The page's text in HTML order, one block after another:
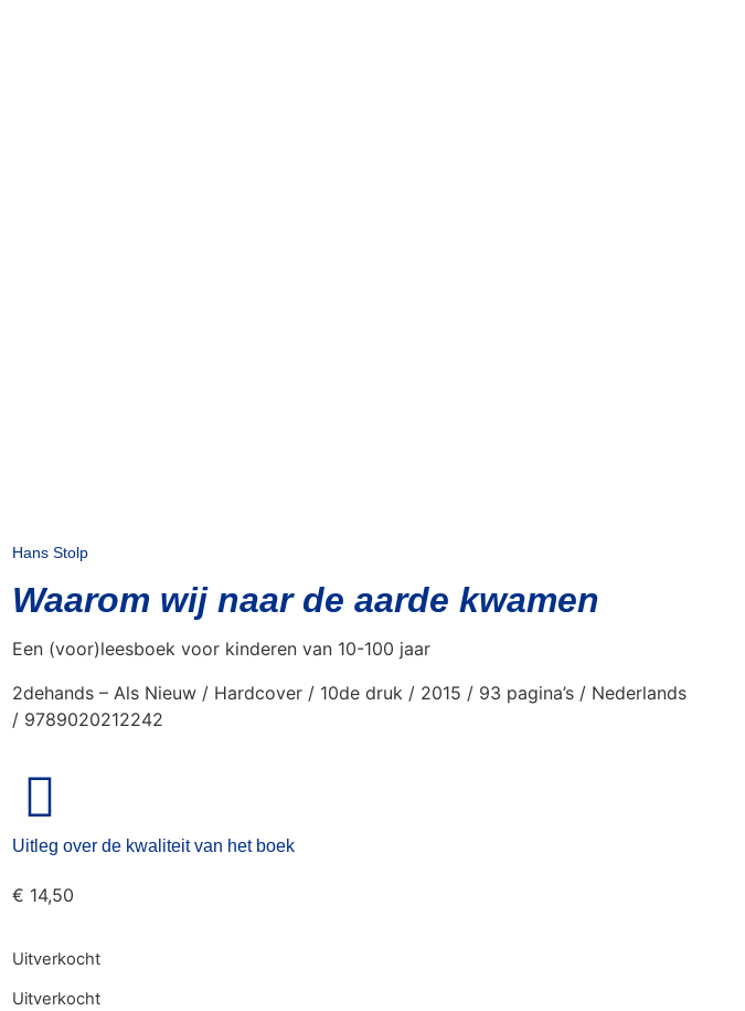
Hans Stolp
Waarom wij naar de aarde kwamen
Een (voor)leesboek voor kinderen van 10-100 jaar
2dehands – Als Nieuw / Hardcover / 10de druk / 2015 / 93 pagina’s / Nederlands
/ 9789020212242
Uitleg over de kwaliteit van het boek
€ 14,50
Uitverkocht
Uitverkocht